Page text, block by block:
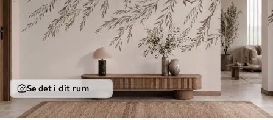
Se det i dit rum